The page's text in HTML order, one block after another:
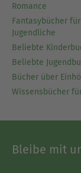
Romance
Fantasybücher für
Jugendliche
Beliebte
Beliebte
Bücher über
Wissensbücher
Bleibe mit